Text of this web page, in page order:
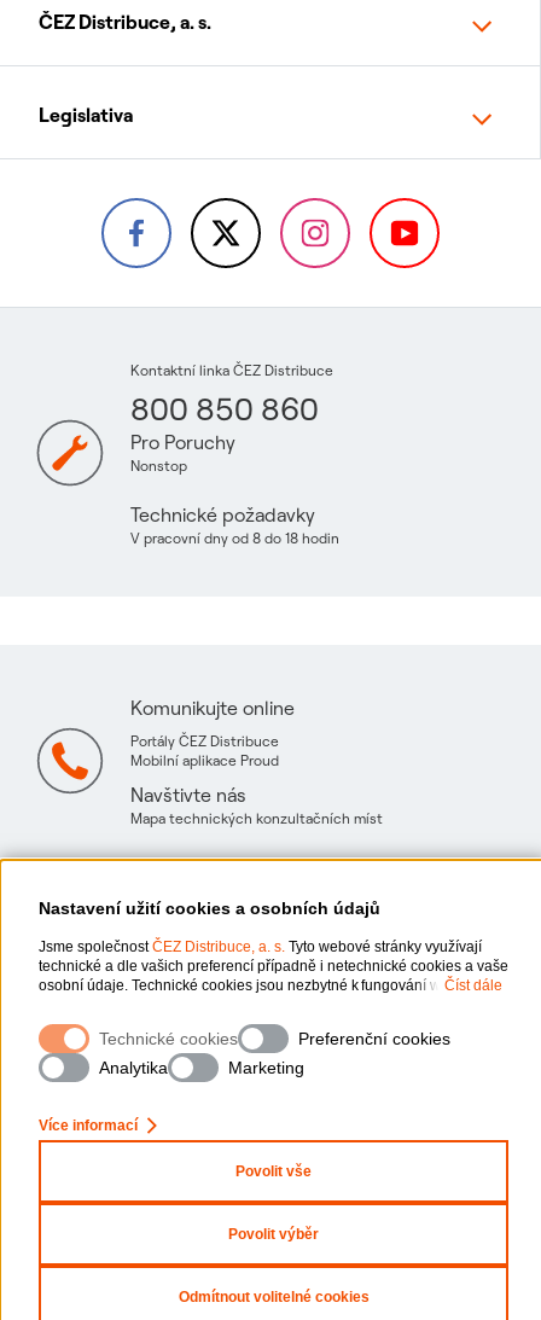
Nastavení užití cookies a osobních údajů
Jsme společnostČEZ Distribuce, a. s. Tyto webové stránky využívají
technické a dle vašich preferencí případně i netechnické cookies a vaše
osobní údaje. Technické cookies jsou nezbytné k fungování webové
stránky vašim preferencím, k personalizaci reklam a analytice. Pro sběr
a zpracování netechnických cookies a vašich osobních údajů, nám
můžete udělit souhlas. Bližší informace o vašich právech, zpracování
osobních údajů, včetně možnosti odvolání udělených souhlasů,
Číst dále
Technické cookies
Preferenční cookies
Analytika
Marketing
Více informací
Povolit vše
Povolit výběr
Odmítnout volitelné cookies
ČEZ Distribuce, a. s.
Legislativa
Kontaktní linka ČEZ Distribuce
800 850 860
Pro Poruchy
Nonstop
Technické požadavky
V pracovní dny od 8 do 18 hodin
Komunikujte online
Portály ČEZ Distribuce
Mobilní aplikace Proud
Navštivte nás
Mapa technických konzultačních míst
Ochrana osobních údajů
Informace o webu
Mapa stránek
Prohlášení o přístupnosti
ČEZ, a. s. –Všechna práva vyhrazena